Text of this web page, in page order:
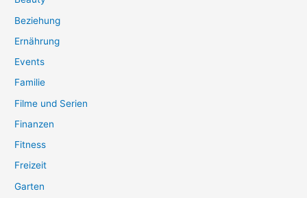
Beziehung
Ernährung
Events
Familie
Filme und Serien
Finanzen
Fitness
Freizeit
Garten